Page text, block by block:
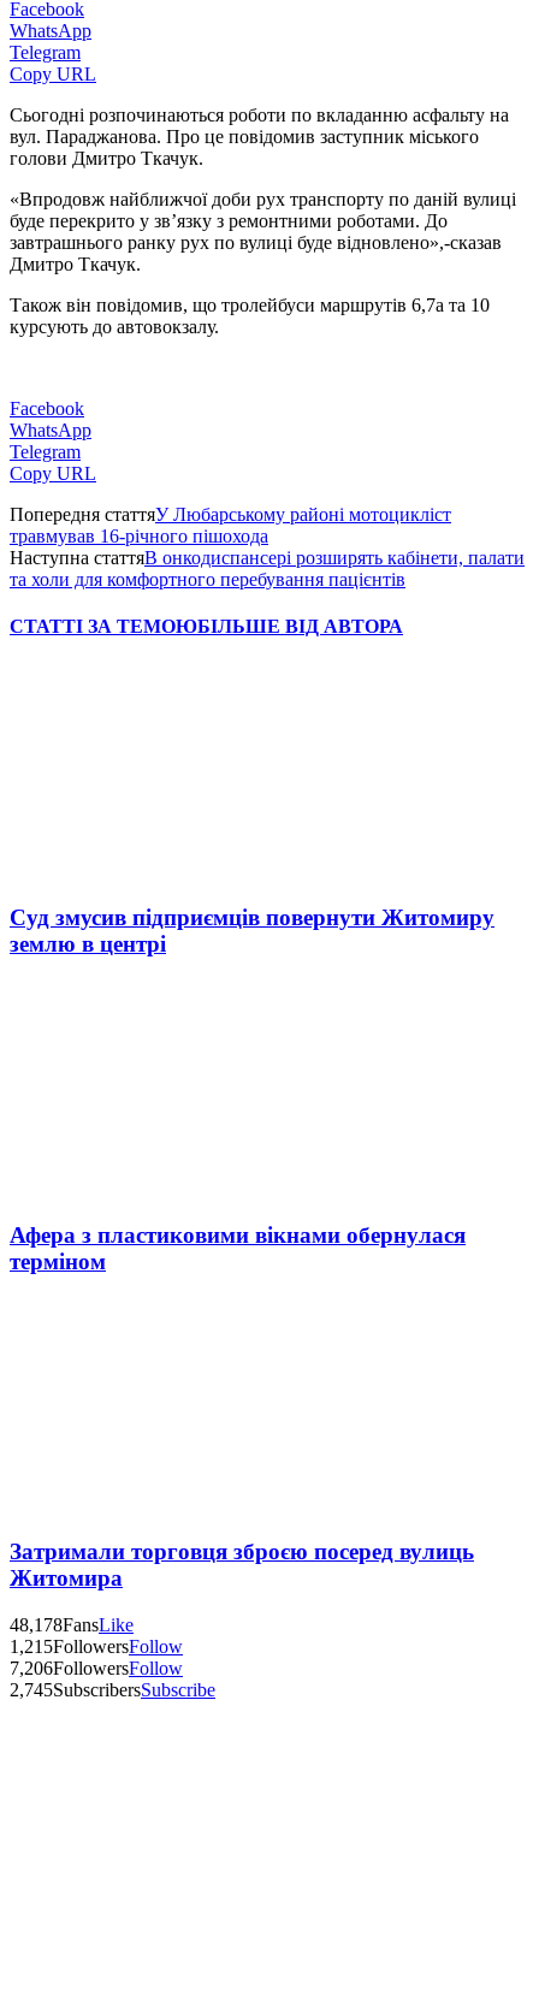
Facebook
WhatsApp
Telegram
Copy URL
Сьогодні розпочинаються роботи по вкладанню асфальту на
вул. Параджанова. Про це повідомив заступник міського
голови Дмитро Ткачук.
«Впродовж найближчої доби рух транспорту по даній вулиці
буде перекрито у зв’язку з ремонтними роботами. До
завтрашнього ранку рух по вулиці буде відновлено»,-сказав
Дмитро Ткачук.
Також він повідомив, що тролейбуси маршрутів 6,7а та 10
курсують до автовокзалу.
Facebook
WhatsApp
Telegram
Copy URL
Попередня статтяУ Любарському районі мотоцикліст
травмував 16-річного пішохода
Наступна статтяВ онкодиспансері розширять кабінети, палати
та холи для комфортного перебування пацієнтів
СТАТТІ ЗА ТЕМОЮБІЛЬШЕ ВІД АВТОРА
Суд змусив підприємців повернути Житомиру
землю в центрі
Афера з пластиковими вікнами обернулася
терміном
Затримали торговця зброєю посеред вулиць
Житомира
48,178FansLike
1,215FollowersFollow
7,206FollowersFollow
2,745SubscribersSubscribe